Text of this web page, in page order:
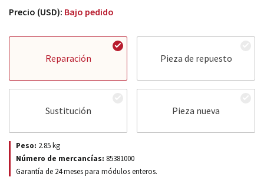
Precio (USD): Bajo pedido
Reparación Pieza de repuesto
Sustitución Pieza nueva
Peso: 2.85kg
Número de mercancías: 85381000
Garantía de 24 meses para módulos enteros.